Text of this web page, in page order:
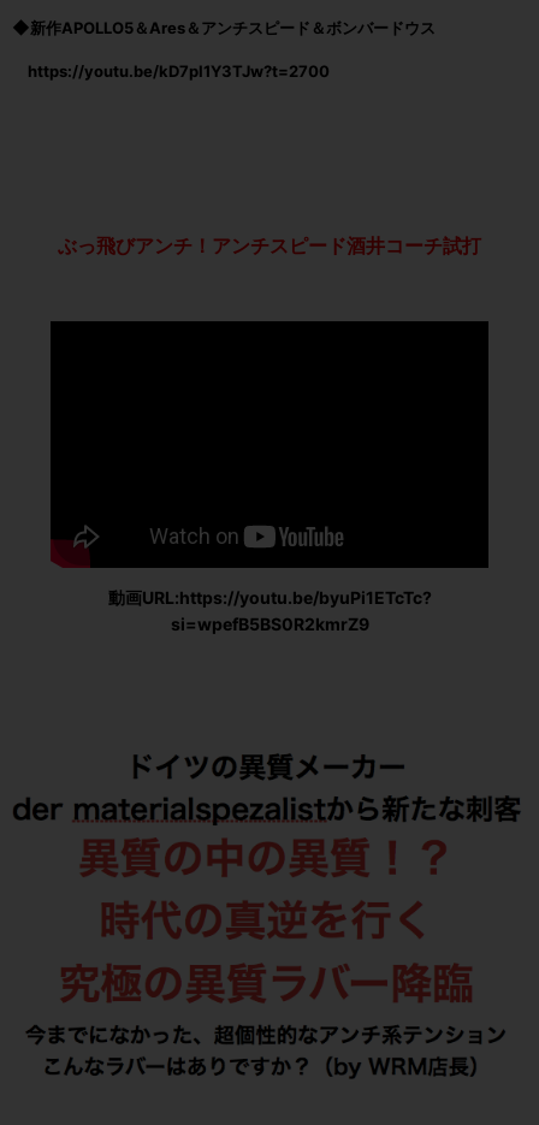
◆新作APOLLO5＆Ares＆アンチスピード＆ボンバードウス
https://youtu.be/kD7pI1Y3TJw?t=2700
ぶっ飛びアンチ！アンチスピード酒井コーチ試打
動画URL:https://youtu.be/byuPi1ETcTc?
si=wpefB5BS0R2kmrZ9